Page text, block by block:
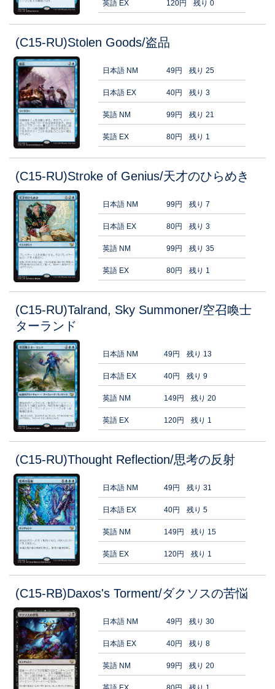
英語 EX 120円 残り 0
(C15-RU)Stolen Goods/盗品
日本語 NM 49円 残り 25
日本語 EX 40円 残り 3
英語 NM 99円 残り 21
英語 EX 80円 残り 1
(C15-RU)Stroke of Genius/天才のひらめき
日本語 NM 99円 残り 7
日本語 EX 80円 残り 3
英語 NM 99円 残り 35
英語 EX 80円 残り 1
(C15-RU)Talrand, Sky Summoner/空召喚士
ターランド
日本語 NM 49円 残り 13
日本語 EX 40円 残り 9
英語 NM 149円 残り 20
英語 EX 120円 残り 1
(C15-RU)Thought Reflection/思考の反射
日本語 NM 49円 残り 31
日本語 EX 40円 残り 5
英語 NM 149円 残り 15
英語 EX 120円 残り 1
(C15-RB)Daxos's Torment/ダクソスの苦悩
日本語 NM 49円 残り 30
日本語 EX 40円 残り 8
英語 NM 99円 残り 20